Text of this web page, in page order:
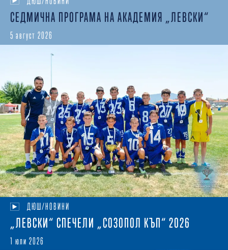
СЕДМИЧНА ПРОГРАМА НА АКАДЕМИЯ „ЛЕВСКИ“
5 август 2026
ДЮШ/НОВИНИ
„ЛЕВСКИ“ СПЕЧЕЛИ „СОЗОПОЛ КЪП“ 2026
1 юли 2026